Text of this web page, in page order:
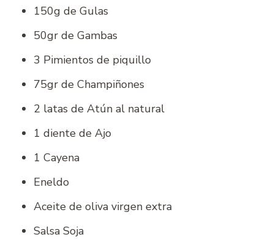
150g de Gulas
50gr de Gambas
3 Pimientos de piquillo
75gr de Champiñones
2 latas de Atún al natural
1 diente de Ajo
1 Cayena
Eneldo
Aceite de oliva virgen extra
Salsa Soja